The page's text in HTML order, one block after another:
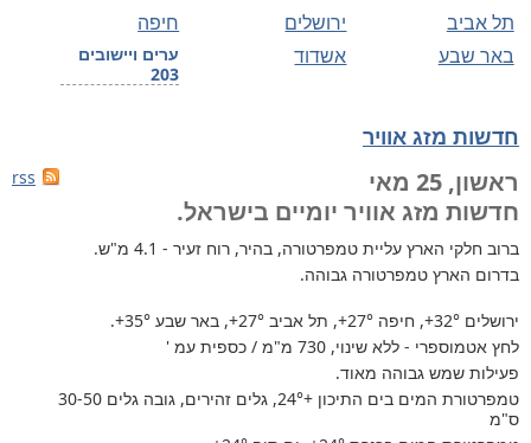
חיפה ירושלים תל אביב
ערים ויישובים
203
אשדוד באר שבע
חדשות מזג אוויר
rss
ראשון, 25 מאי
חדשות מזג אוויר יומיים בישראל.
ברוב חלקי הארץ עליית טמפרטורה, בהיר, רוח זעיר - 4.1 מ"ש.
בדרום הארץ טמפרטורה גבוהה.
ירושלים +32°, חיפה +27°, תל אביב +27°, באר שבע +35°
.
לחץ אטמוספרי - ללא שינוי, 730 מ"מ / כספית עמ '
פעילות שמש גבוהה מאוד.
טמפרטורת המים בים התיכון +24°
, גלים זהירים, גובה גלים 30-50
ס"מ